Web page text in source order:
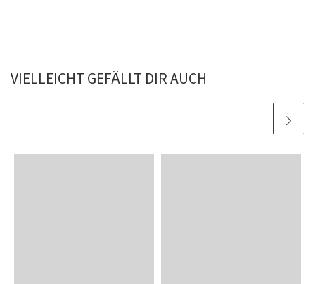
VIELLEICHT GEFÄLLT DIR AUCH